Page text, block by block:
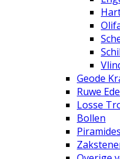
Geode
Ruwe
Losse
Bollen
Piramides